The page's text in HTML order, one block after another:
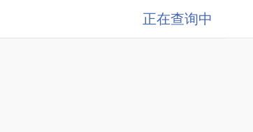
正在查询中